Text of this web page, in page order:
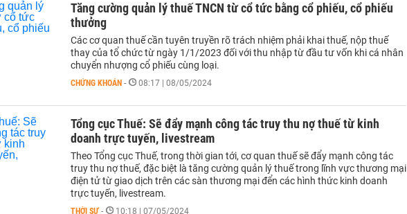
Tăng cường quản lý thuế TNCN từ cổ tức bằng cổ phiếu, cổ phiếu
thưởng
Các cơ quan thuế cần tuyên truyền rõ trách nhiệm phải khai thuế, nộp thuế
thay của tổ chức từ ngày 1/1/2023 đối với thu nhập từ đầu tư vốn khi cá nhân
chuyển nhượng cổ phiếu cùng loại.
CHỨNG KHOÁN - 08:17 | 08/05/2024
Tổng cục Thuế: Sẽ đẩy mạnh công tác truy thu nợ thuế từ kinh
doanh trực tuyến, livestream
Theo Tổng cục Thuế, trong thời gian tới, cơ quan thuế sẽ đẩy mạnh công tác
truy thu nợ thuế, đặc biệt là tăng cường quản lý thuế trong lĩnh vực thương mại
điện tử từ giao dịch trên các sàn thương mại đển các hình thức kinh doanh
trực tuyến, livestream.
THỜI SỰ - 10:18 | 07/05/2024